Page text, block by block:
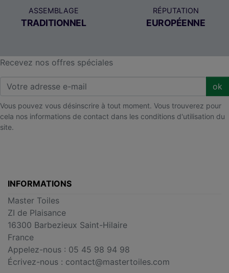
ASSEMBLAGE
TRADITIONNEL
RÉPUTATION
EUROPÉENNE
Recevez nos offres spéciales
ok
Vous pouvez vous désinscrire à tout moment. Vous trouverez pour
cela nos informations de contact dans les conditions d'utilisation du
site.
INFORMATIONS
Master Toiles
ZI de Plaisance
16300 Barbezieux Saint-Hilaire
France
Appelez-nous : 05 45 98 94 98
Écrivez-nous : contact@mastertoiles.com